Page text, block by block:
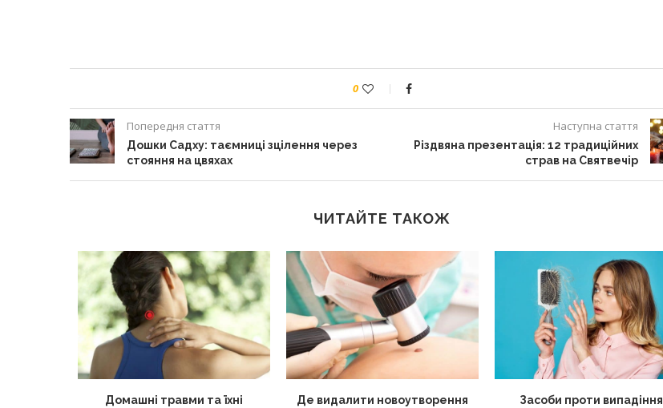
0
Попередня стаття
Дошки Садху: таємниці зцілення через
стояння на цвяхах
Наступна стаття
Різдвяна презентація: 12 традиційних
страв на Святвечір
ЧИТАЙТЕ ТАКОЖ
Домашні травми та їхні
Де видалити новоутворення
Засоби проти випадіння